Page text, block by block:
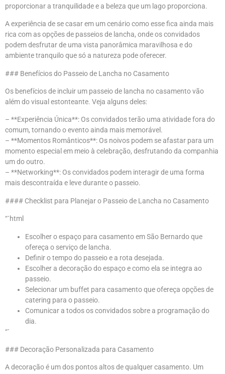
proporcionar a tranquilidade e a beleza que um lago proporciona.
A experiência de se casar em um cenário como esse fica ainda mais
rica com as opções de passeios de lancha, onde os convidados
podem desfrutar de uma vista panorâmica maravilhosa e do
ambiente tranquilo que só a natureza pode oferecer.
### Benefícios do Passeio de Lancha no Casamento
Os benefícios de incluir um passeio de lancha no casamento vão
além do visual estonteante. Veja alguns deles:
– **Experiência Única**: Os convidados terão uma atividade fora do
comum, tornando o evento ainda mais memorável.
– **Momentos Românticos**: Os noivos podem se afastar para um
momento especial em meio à celebração, desfrutando da companhia
um do outro.
– **Networking**: Os convidados podem interagir de uma forma
mais descontraída e leve durante o passeio.
#### Checklist para Planejar o Passeio de Lancha no Casamento
“`html
Escolher o espaço para casamento em São Bernardo que
ofereça o serviço de lancha.
Definir o tempo do passeio e a rota desejada.
Escolher a decoração do espaço e como ela se integra ao
passeio.
Selecionar um buffet para casamento que ofereça opções de
catering para o passeio.
Comunicar a todos os convidados sobre a programação do
dia.
“`
### Decoração Personalizada para Casamento
A decoração é um dos pontos altos de qualquer casamento. Um